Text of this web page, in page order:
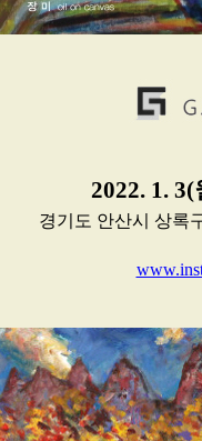
2022. 1.
경기도 안산시 상록